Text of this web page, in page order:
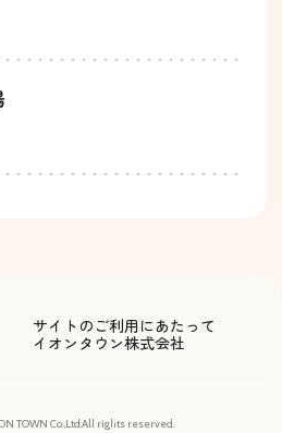
サイトのご利用にあたって
イオンタウン株式会社
TOWN Co.,Ltd.All rights reserved.